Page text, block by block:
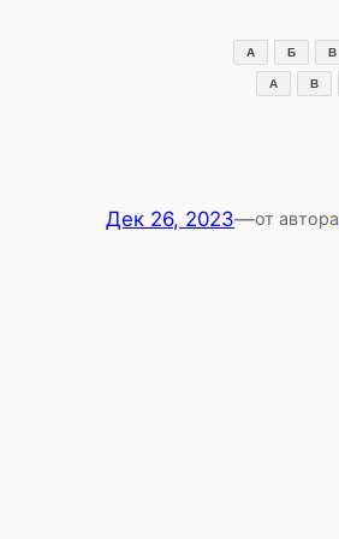
А Б В
A B
Дек 26, 2023—от автора